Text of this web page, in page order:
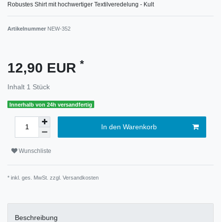
Robustes Shirt mit hochwertiger Textilveredelung - Kult
Artikelnummer NEW-352
12,90 EUR *
Inhalt 1 Stück
Innerhalb von 24h versandfertig
In den Warenkorb
Wunschliste
* inkl. ges. MwSt. zzgl. Versandkosten
Beschreibung